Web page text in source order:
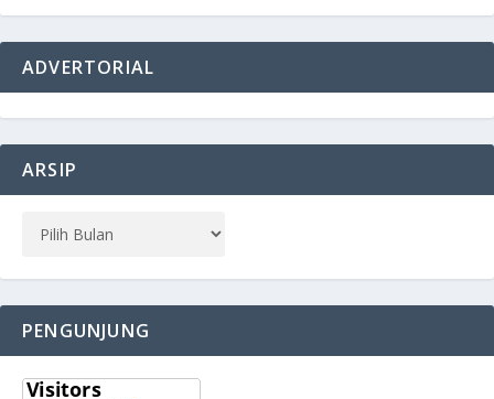
ADVERTORIAL
ARSIP
PENGUNJUNG